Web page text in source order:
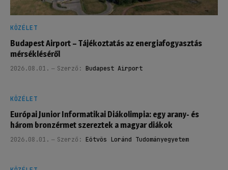
KÖZÉLET
Budapest Airport – Tájékoztatás az energiafogyasztás
mérsékléséről
2026.08.01. Szerző: Budapest Airport
KÖZÉLET
Európai Junior Informatikai Diákolimpia: egy arany- és
három bronzérmet szereztek a magyar diákok
2026.08.01. Szerző: Eötvös Loránd Tudományegyetem